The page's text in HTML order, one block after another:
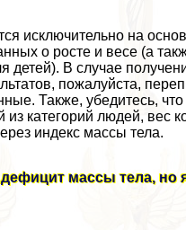
исключительно на
о росте и весе (а
детей). В случае
пожалуйста,
Также, убедитесь,
из категорий людей, вес
индекс массы тела.
массы тела, но